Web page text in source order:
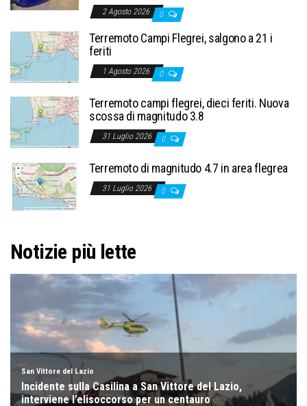
2 Agosto 2026 0
Terremoto Campi Flegrei, salgono a 21 i
feriti
1 Agosto 2026 0
Terremoto campi flegrei, dieci feriti. Nuova
scossa di magnitudo 3.8
31 Luglio 2026 0
Terremoto di magnitudo 4.7 in area flegrea
31 Luglio 2026 0
Notizie più lette